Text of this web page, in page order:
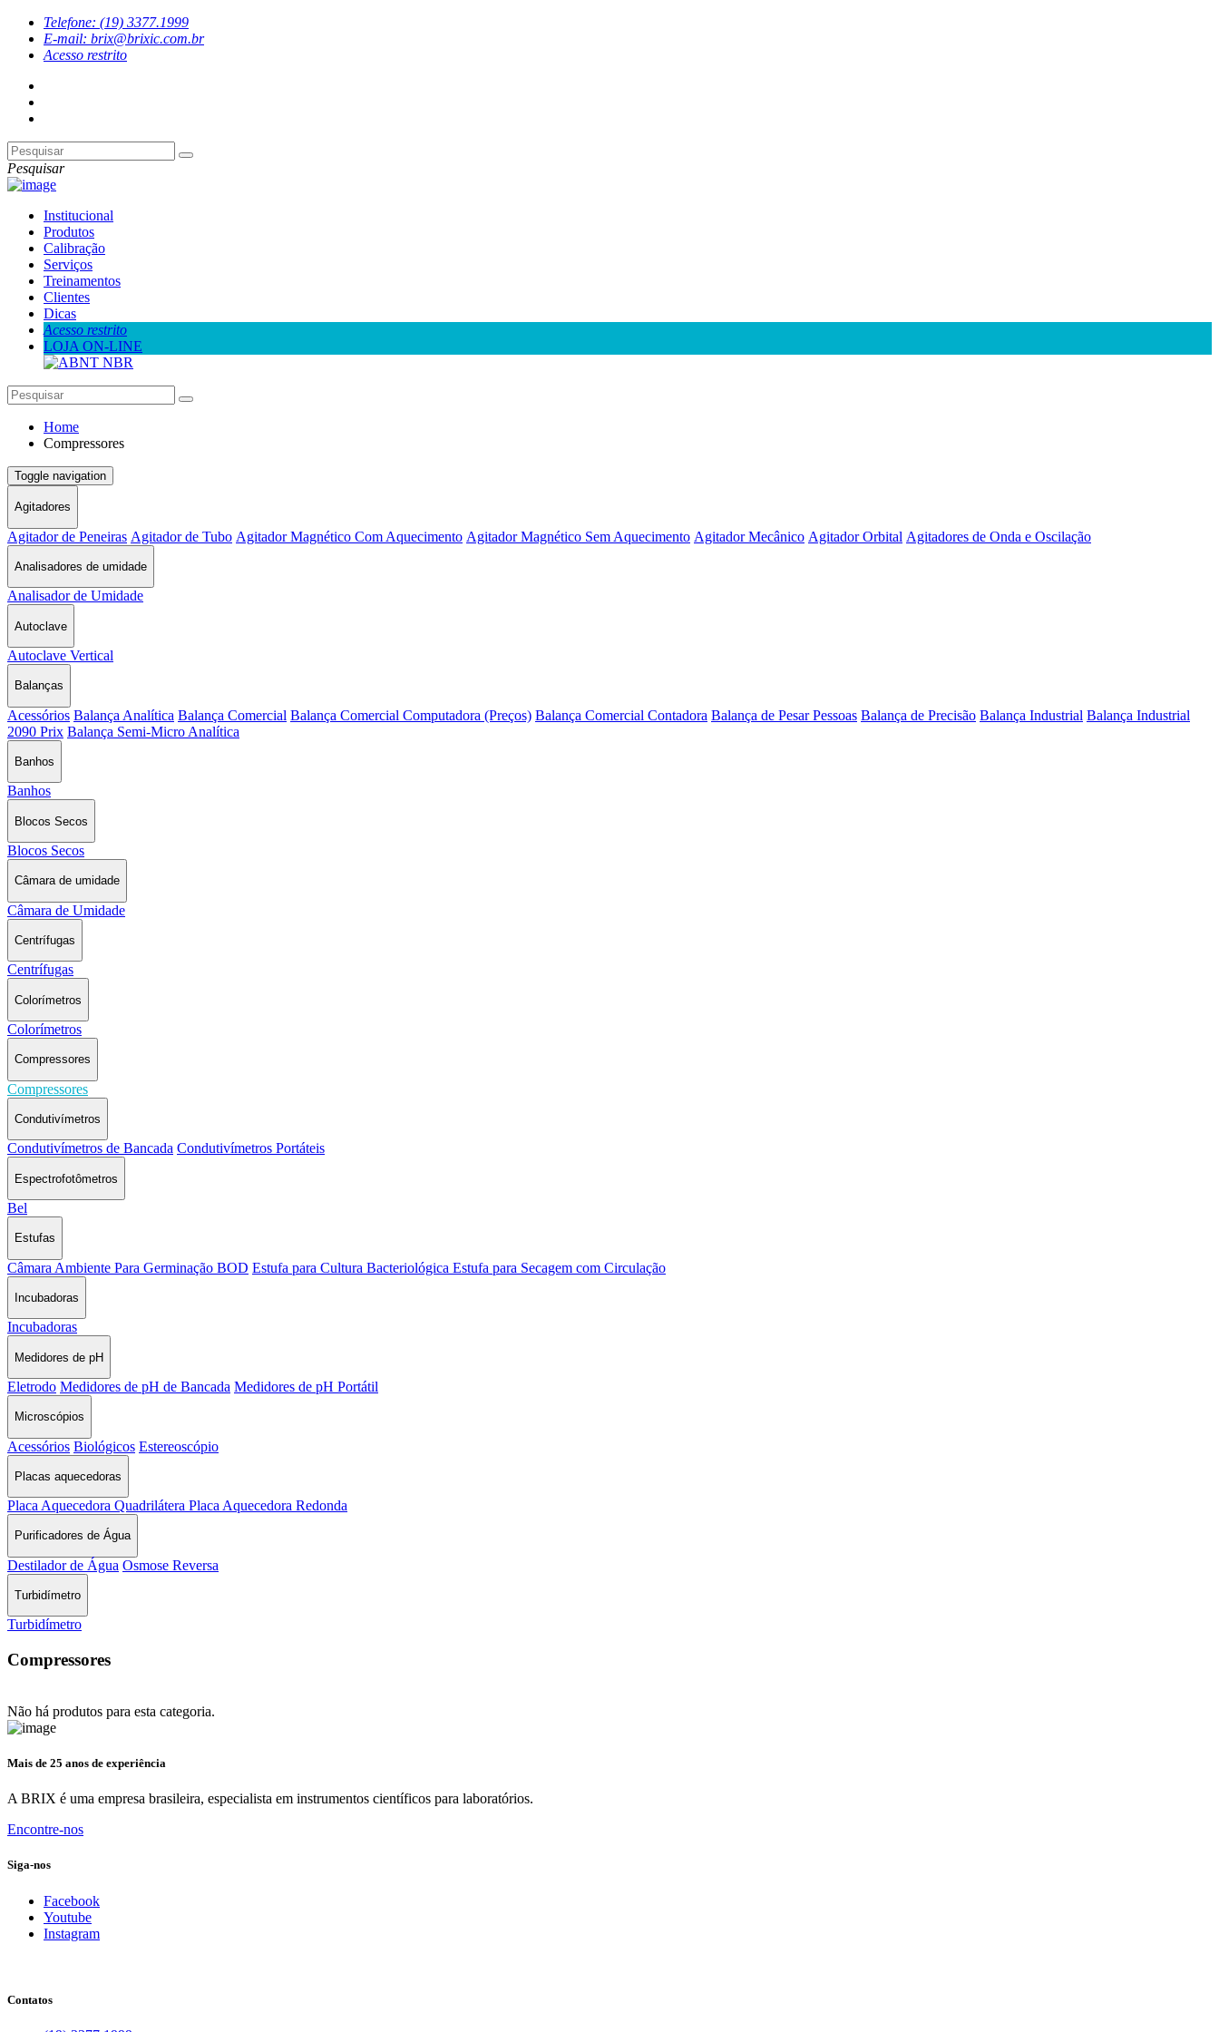
Telefone: (19) 3377.1999
E-mail: brix@brixic.com.br
Acesso restrito
Pesquisar
Institucional
Produtos
Calibração
Serviços
Treinamentos
Clientes
Dicas
Acesso restrito
LOJA ON-LINE
Home
Compressores
Toggle navigation
Agitadores
Agitador de Peneiras Agitador de Tubo Agitador Magnético Com Aquecimento Agitador Magnético Sem Aquecimento Agitador Mecânico Agitador Orbital Agitadores de Onda e Oscilação
Analisadores de umidade
Analisador de Umidade
Autoclave
Autoclave Vertical
Balanças
Acessórios Balança Analítica Balança Comercial Balança Comercial Computadora (Preços) Balança Comercial Contadora Balança de Pesar Pessoas Balança de Precisão Balança Industrial Balança Industrial
2090 Prix Balança Semi-Micro Analítica
Banhos
Banhos
Blocos Secos
Blocos Secos
Câmara de umidade
Câmara de Umidade
Centrífugas
Centrífugas
Colorímetros
Colorímetros
Compressores
Compressores
Condutivímetros
Condutivímetros de Bancada Condutivímetros Portáteis
Espectrofotômetros
Bel
Estufas
Câmara Ambiente Para Germinação BOD Estufa para Cultura Bacteriológica Estufa para Secagem com Circulação
Incubadoras
Incubadoras
Medidores de pH
Eletrodo Medidores de pH de Bancada Medidores de pH Portátil
Microscópios
Acessórios Biológicos Estereoscópio
Placas aquecedoras
Placa Aquecedora Quadrilátera Placa Aquecedora Redonda
Purificadores de Água
Destilador de Água Osmose Reversa
Turbidímetro
Turbidímetro
Compressores
Não há produtos para esta categoria.
Mais de 25 anos de experiência
A BRIX é uma empresa brasileira, especialista em instrumentos científicos para laboratórios.
Encontre-nos
Siga-nos
Facebook
Youtube
Instagram
Contatos